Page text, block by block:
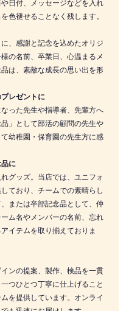
色褪せることなく残します。
、感謝と記念を込めたオリジ
の名前、卒業日、心温まるメ
は、素敵な成長の思い出を形
レゼントに
った先生や指導者、先輩方へ
」として部活の顧問の先生や
幼稚園・保育園の先生方に感
に
グッズ。当店では、ユニフォ
ており、チームでの素晴らし
または卒部記念品として、仲
ム名やメンバーの名前、忘れ
イテムを取り揃えておりま
ンの提案、製作、検品を一貫
つひとつ丁寧に仕上げること
を提供しています。オンライ